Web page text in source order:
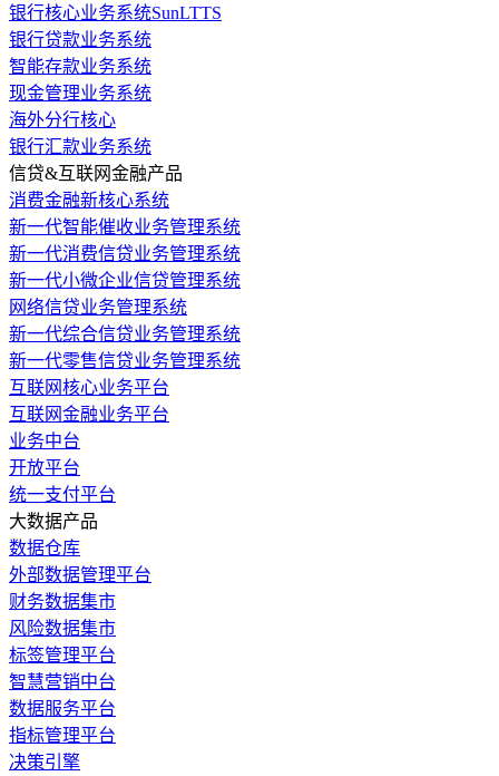
银行核心业务系统SunLTTS
银行贷款业务系统
智能存款业务系统
现金管理业务系统
海外分行核心
银行汇款业务系统
信贷&互联网金融产品
消费金融新核心系统
新一代智能催收业务管理系统
新一代消费信贷业务管理系统
新一代小微企业信贷管理系统
网络信贷业务管理系统
新一代综合信贷业务管理系统
新一代零售信贷业务管理系统
互联网核心业务平台
互联网金融业务平台
业务中台
开放平台
统一支付平台
大数据产品
数据仓库
外部数据管理平台
财务数据集市
风险数据集市
标签管理平台
智慧营销中台
数据服务平台
指标管理平台
决策引擎